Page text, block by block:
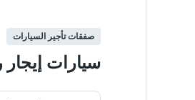
صفقات تأجير السيارات
سيارات